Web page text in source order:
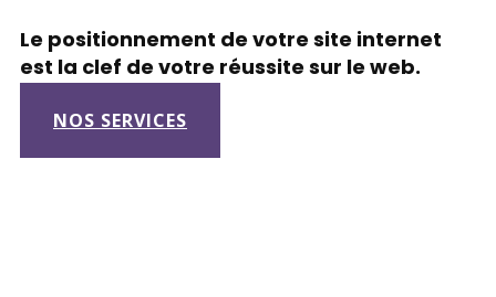
Le positionnement de votre site internet
est la clef de votre réussite sur le web.
NOS SERVICES